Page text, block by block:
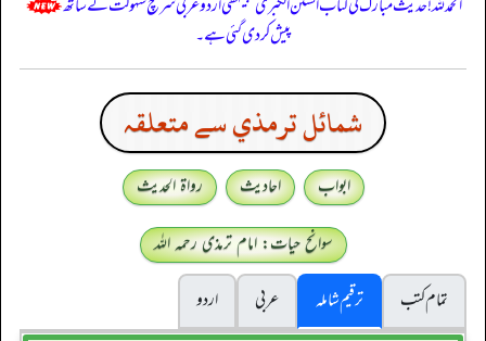
پیش کر دی گئی ہے۔
شمائل ترمذي سے متعلقہ
ابواب احادیث
رواۃ الحدیث
سوانح حیات: امام ترمذی رحمہ اللہ
تمام کتب
ترقیم شاملہ عربی
اردو